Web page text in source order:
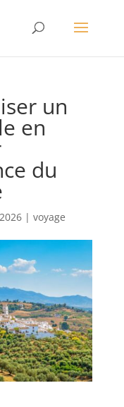
un
en
du
| voyage